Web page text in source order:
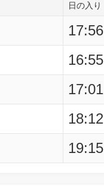
日の入り
17:56
16:55
17:01
18:12
19:15